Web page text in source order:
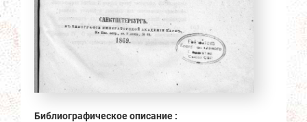
Библиографическое описание :